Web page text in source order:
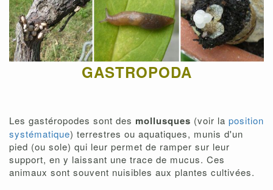
GASTROPODA
Les gastéropodes sont des mollusques (voir la position
systématique) terrestres ou aquatiques, munis d'un
pied (ou sole) qui leur permet de ramper sur leur
support, en y laissant une trace de mucus. Ces
animaux sont souvent nuisibles aux plantes cultivées.